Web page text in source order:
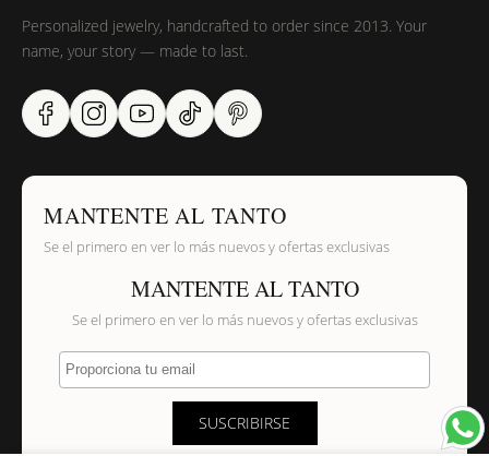
Personalized jewelry, handcrafted to order since 2013. Your
name, your story — made to last.
MANTENTE AL TANTO
Se el primero en ver lo más nuevos y ofertas exclusivas
MANTENTE AL TANTO
Se el primero en ver lo más nuevos y ofertas exclusivas
Proporciona tu email
SUSCRIBIRSE